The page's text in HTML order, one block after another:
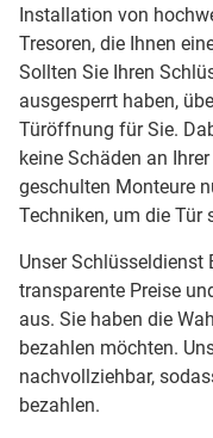
Installation von
Tresoren, die Ihnen
Sollten Sie Ihren
ausgesperrt haben,
Türöffnung für Sie.
keine Schäden an
geschulten Monteure
Techniken, um die
Unser Schlüsseldienst
transparente Preise
aus. Sie haben die
bezahlen möchten.
nachvollziehbar,
bezahlen.